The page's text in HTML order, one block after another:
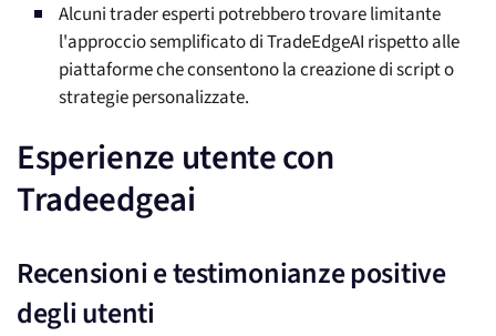
Alcuni trader esperti potrebbero trovare limitante
l'approccio semplificato di TradeEdgeAI rispetto alle
piattaforme che consentono la creazione di script o
strategie personalizzate.
Esperienze utente con
Tradeedgeai
Recensioni e testimonianze positive
degli utenti